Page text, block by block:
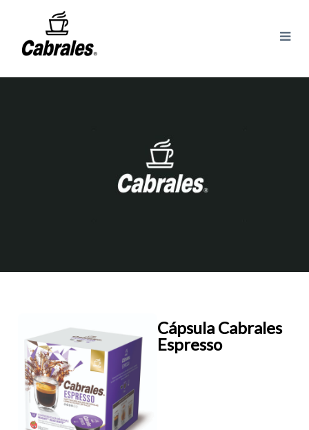
Cápsula Cabrales
Espresso